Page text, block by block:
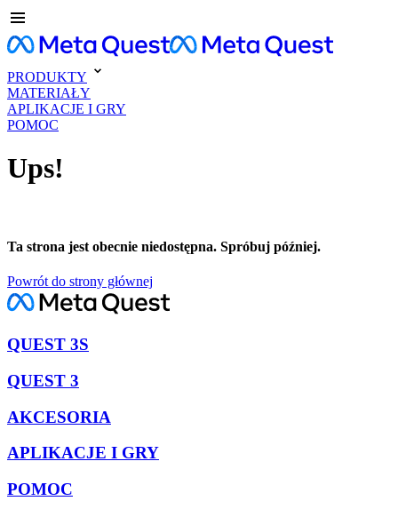
PRODUKTY
MATERIAŁY
APLIKACJE I GRY
POMOC
Ups!
Ta strona jest obecnie niedostępna. Spróbuj później.
Powrót do strony głównej
QUEST 3S
QUEST 3
AKCESORIA
APLIKACJE I GRY
POMOC